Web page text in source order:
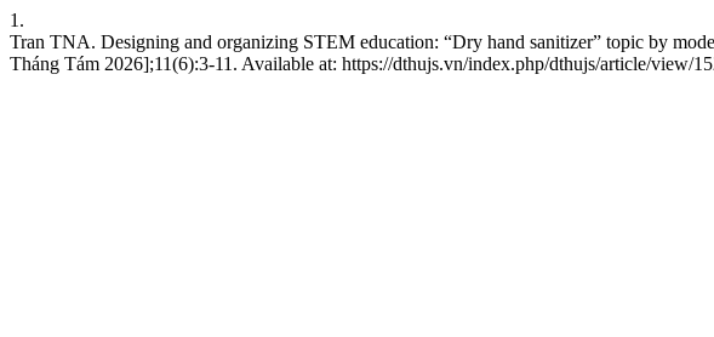
1.
Tran TNA. Designing and organizing STEM education: “Dry hand sanitizer” topic by
Tháng Tám 2026];11(6):3-11. Available at: https://dthujs.vn/index.php/dthujs/article/view/